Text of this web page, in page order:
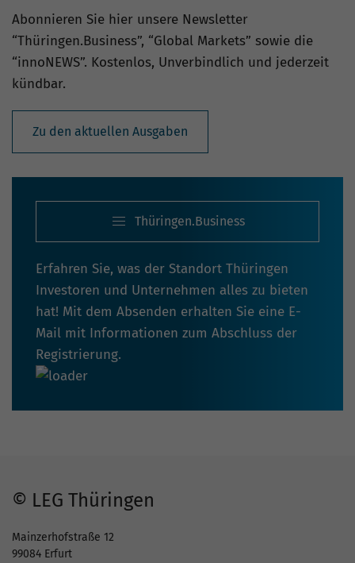
Abonnieren Sie hier unsere Newsletter
“Thüringen.Business”, “Global Markets” sowie die
“innoNEWS”. Kostenlos, Unverbindlich und jederzeit
kündbar.
Zu den aktuellen Ausgaben
Thüringen.Business
Erfahren Sie, was der Standort Thüringen
Investoren und Unternehmen alles zu bieten
hat! Mit dem Absenden erhalten Sie eine E-
Mail mit Informationen zum Abschluss der
Registrierung.
© LEG Thüringen
Mainzerhofstraße 12
99084 Erfurt